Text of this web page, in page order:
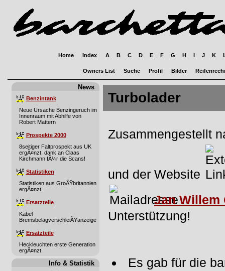
Home Index A B C D E F G H I J K
Owners List Suche Profil Bilder
News
Benzintank
Neue Ursache Benzingeruch im
Innenraum mit Abhilfe von
Robert Mattern
Prospekte 2000
8seitiger Faltprospekt aus UK
ergÃ¤nzt, dank an Claas
Kirchmann fÃ¼r die Scans!
Statistiken
Statistiken aus GroÃŸbritannien
ergÃ¤nzt
Ersatzteile
Kabel
BremsbelagverschleiÃŸanzeige
Ersatzteile
Heckleuchten erste Generation
ergÃ¤nzt.
Info & Statistik
Turbolader
Zusammengestellt
und der Website
Jan Willem
Unterstützung!
Es gab für die